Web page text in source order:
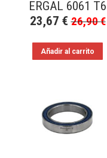
ERGAL 6061 T6
23,67 € 26,90€
Añadir al carrito